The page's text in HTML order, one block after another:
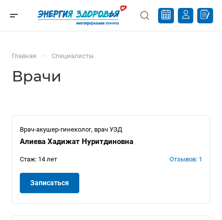
Главная — Специалисты
Врачи
Врач-акушер-гинеколог, врач УЗД
Алиева Хадижат Нуритдиновна
Стаж: 14 лет Отзывов: 1
Записаться